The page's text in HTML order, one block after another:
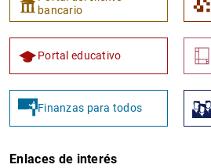
bancario
Portal educativo
Finanzas para todos
Enlaces de interés